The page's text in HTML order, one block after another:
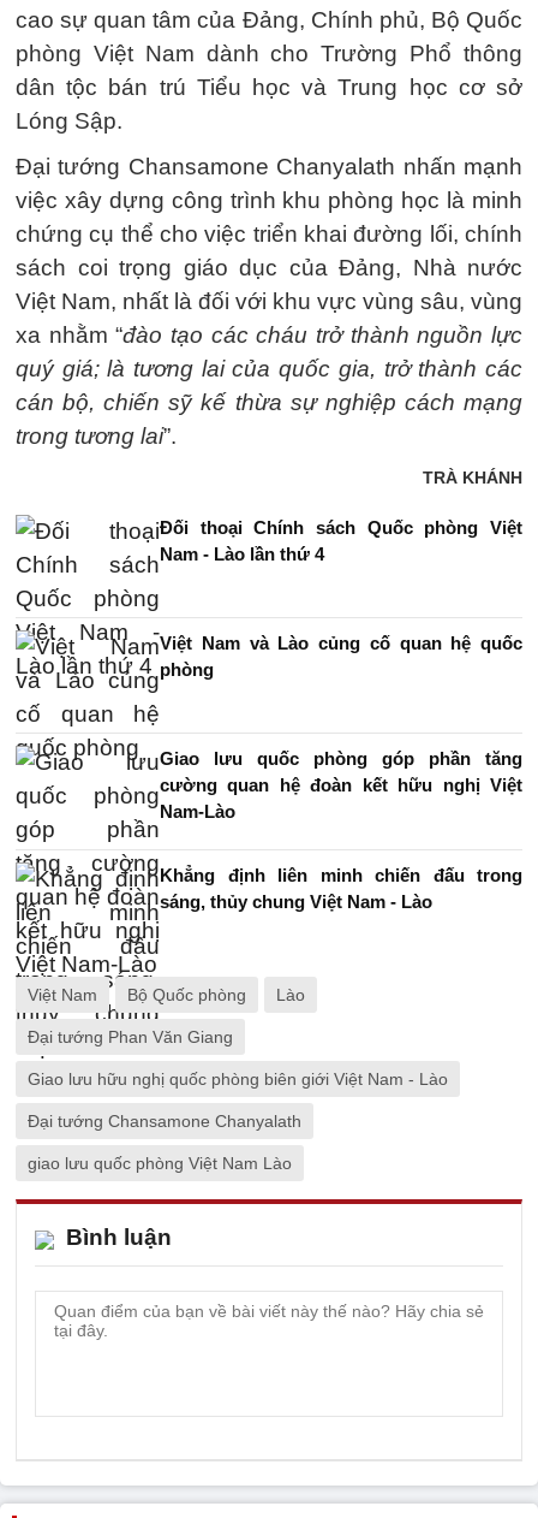
cao sự quan tâm của Đảng, Chính phủ, Bộ Quốc
phòng Việt Nam dành cho Trường Phổ thông
dân tộc bán trú Tiểu học và Trung học cơ sở
Lóng Sập.
Đại tướng Chansamone Chanyalath nhấn mạnh
việc xây dựng công trình khu phòng học là minh
chứng cụ thể cho việc triển khai đường lối, chính
sách coi trọng giáo dục của Đảng, Nhà nước
Việt Nam, nhất là đối với khu vực vùng sâu, vùng
xa nhằm “đào tạo các cháu trở thành nguồn lực
quý giá; là tương lai của quốc gia, trở thành các
cán bộ, chiến sỹ kế thừa sự nghiệp cách mạng
trong tương lai”.
TRÀ KHÁNH
Đối thoại Chính sách Quốc phòng Việt
Nam - Lào lần thứ 4
Việt Nam và Lào củng cố quan hệ quốc
phòng
Giao lưu quốc phòng góp phần tăng
cường quan hệ đoàn kết hữu nghị Việt
Nam-Lào
Khẳng định liên minh chiến đấu trong
sáng, thủy chung Việt Nam - Lào
Việt Nam Bộ Quốc phòng Lào
Đại tướng Phan Văn Giang
Giao lưu hữu nghị quốc phòng biên giới Việt Nam - Lào
Đại tướng Chansamone Chanyalath
giao lưu quốc phòng Việt Nam Lào
Bình luận